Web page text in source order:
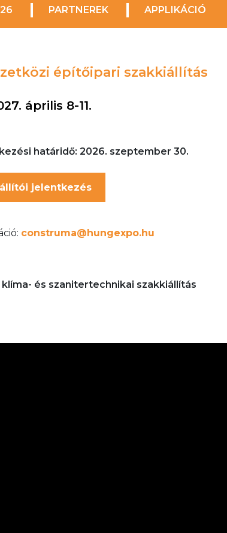
PARTNEREK APPLIKÁCIÓ
építőipari szakkiállítás
április 8-11.
határidő: 2026. szeptember 30.
jelentkezés
construma@hungexpo.hu
és szanitertechnikai szakkiállítás